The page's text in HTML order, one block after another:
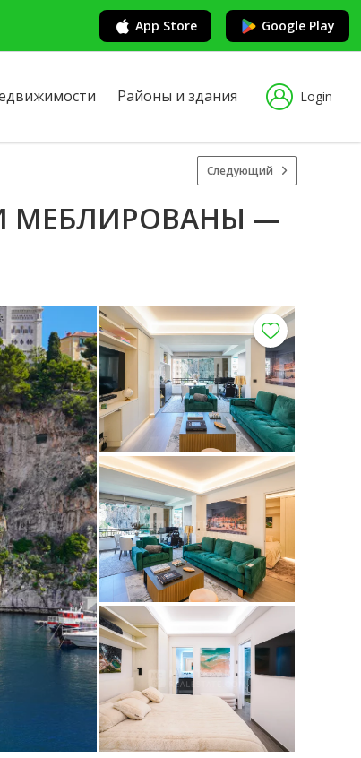
App Store Google Play
Районы и здания Login
Следующий
МЕБЛИРОВАНЫ —